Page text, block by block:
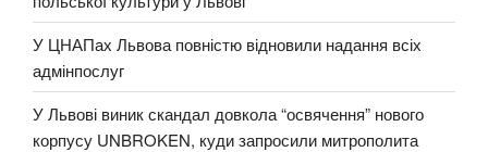
У ЦНАПах Львова повністю відновили надання всіх
адмінпослуг
У Львові виник скандал довкола “освячення” нового
корпусу UNBROKEN, куди запросили митрополита